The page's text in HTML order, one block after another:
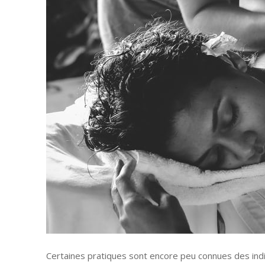
Pour la
Marketing
Finance
Web
Société
Gastronomie
Tourisme
Santé-Beauté
Droit
Divers
Coronavirus
Certaines pratiques sont encore peu connues des